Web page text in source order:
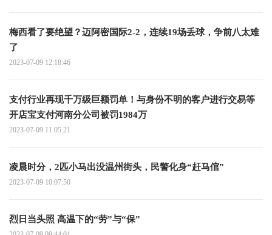
梅西看了要绝望？迈阿密国际2-2，连续19场丢球，争前八太难
了
2023-07-09 12:18:46
支付行业再现千万级巨额罚单！与身份不明的客户进行交易等
开店宝支付河南分公司被罚1984万
2023-07-09 11:05:21
凌晨时分，2匹小马出没温州街头，民警化身“赶马倌”
2023-07-09 10:07:50
烈日当头照 高温下的“劳”与“保”